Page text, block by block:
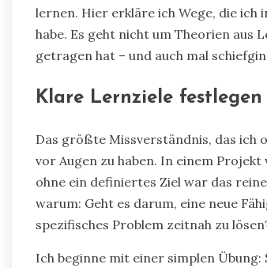
lernen. Hier erkläre ich Wege, die
habe. Es geht nicht um Theorien aus
getragen hat – und auch mal
Klare Lernziele festlegen
Das größte Missverständnis, das ich
vor Augen zu haben. In einem
ohne ein definiertes Ziel war das
warum: Geht es darum, eine neue
spezifisches Problem zeitnah zu
Ich beginne mit einer simplen Übung: